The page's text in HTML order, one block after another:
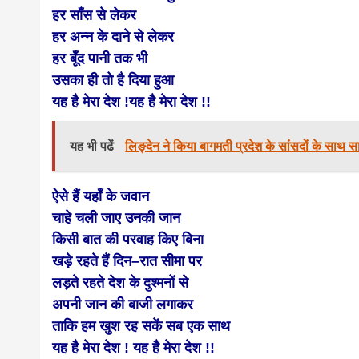
news,
khabar
हर साँस से लेकर
हर अन्न के दाने से लेकर
हर बूँद पानी तक भी
उसका ही तो है दिया हुआ
यह है मेरा देश !यह है मेरा देश !!
यह भी पढें लिङ्देन ने किया बागमती प्रदेश के सांसदों के साथ
ऐसे हैं यहॉं के जवान
चाहे चली जाए उनकी जान
किसी बात की परवाह किए बिना
खड़े रहते हैं दिन–रात सीमा पर
लड़ते रहते देश के दुश्मनों से
अपनी जान की बाजी लगाकर
ताकि हम खुश रह सकें सब एक साथ
यह है मेरा देश ! यह है मेरा देश !!